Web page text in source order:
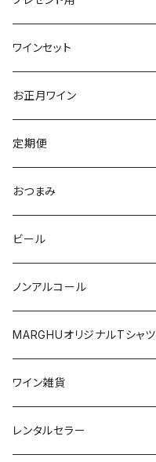
トロ
カリフォルニア
オレゴン
ニュージーランド
オーストラリア
チリ
ドイツ
アルゼンチン
日本
オーストリア
南アフリカ
ポルトガル
シチリア
ニュージーランド
アメリカ
カリフォルニア
オレゴン
南アフリカ
オーストリア
チリ
オーストラリア
日本
ポルトガル
アメリカ
オーストラリア
ワインセット
お正月ワイン
定期便
おつまみ
ビール
ノンアルコール
MARGHUオリジナルTシャツ
ワイン雑貨
レンタルセラー